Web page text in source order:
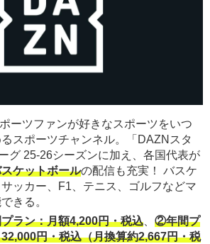
ーツファンが好きなスポーツをいつ
スポーツチャンネル。「DAZNスタ
グ 25-26シーズンに加え、各国代表が
ケットボールの配信も充実！ バスケ
ッカー、F1、テニス、ゴルフなどマ
きる。
ラン：月額4,200円・税込
②年間プ
円・税込（月換算約2,667円・税